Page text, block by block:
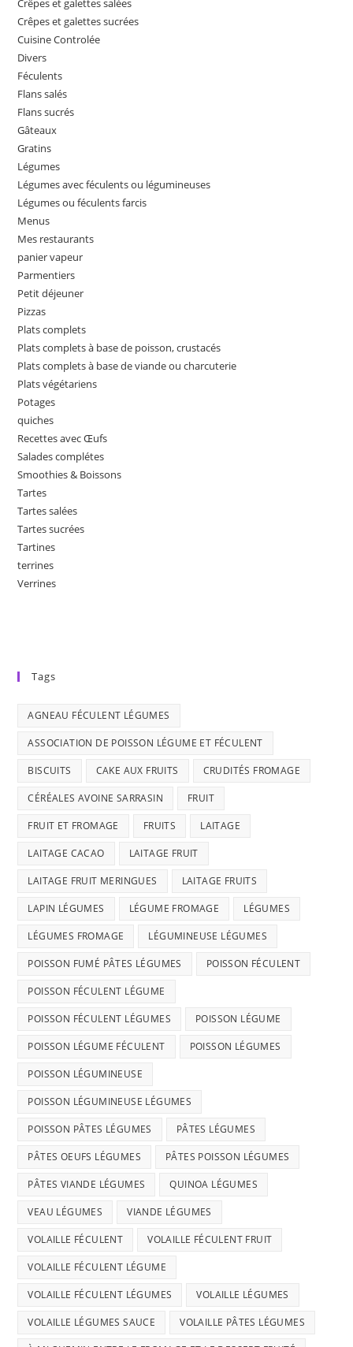
Crêpes et galettes salées
Crêpes et galettes sucrées
Cuisine Controlée
Divers
Féculents
Flans salés
Flans sucrés
Gâteaux
Gratins
Légumes
Légumes avec féculents ou légumineuses
Légumes ou féculents farcis
Menus
Mes restaurants
panier vapeur
Parmentiers
Petit déjeuner
Pizzas
Plats complets
Plats complets à base de poisson, crustacés
Plats complets à base de viande ou charcuterie
Plats végétariens
Potages
quiches
Recettes avec Œufs
Salades complétes
Smoothies & Boissons
Tartes
Tartes salées
Tartes sucrées
Tartines
terrines
Verrines
Tags
AGNEAU FÉCULENT LÉGUMES
ASSOCIATION DE POISSON LÉGUME ET FÉCULENT
BISCUITS CAKE AUX FRUITS CRUDITÉS FROMAGE
CÉRÉALES AVOINE SARRASIN FRUIT
FRUIT ET FROMAGE FRUITS LAITAGE
LAITAGE CACAO LAITAGE FRUIT
LAITAGE FRUIT MERINGUES LAITAGE FRUITS
LAPIN LÉGUMES LÉGUME FROMAGE LÉGUMES
LÉGUMES FROMAGE LÉGUMINEUSE LÉGUMES
POISSON FUMÉ PÂTES LÉGUMES POISSON FÉCULENT
POISSON FÉCULENT LÉGUME
POISSON FÉCULENT LÉGUMES POISSON LÉGUME
POISSON LÉGUME FÉCULENT POISSON LÉGUMES
POISSON LÉGUMINEUSE
POISSON LÉGUMINEUSE LÉGUMES
POISSON PÂTES LÉGUMES PÂTES LÉGUMES
PÂTES OEUFS LÉGUMES PÂTES POISSON LÉGUMES
PÂTES VIANDE LÉGUMES QUINOA LÉGUMES
VEAU LÉGUMES VIANDE LÉGUMES
VOLAILLE FÉCULENT VOLAILLE FÉCULENT FRUIT
VOLAILLE FÉCULENT LÉGUME
VOLAILLE FÉCULENT LÉGUMES VOLAILLE LÉGUMES
VOLAILLE LÉGUMES SAUCE VOLAILLE PÂTES LÉGUMES